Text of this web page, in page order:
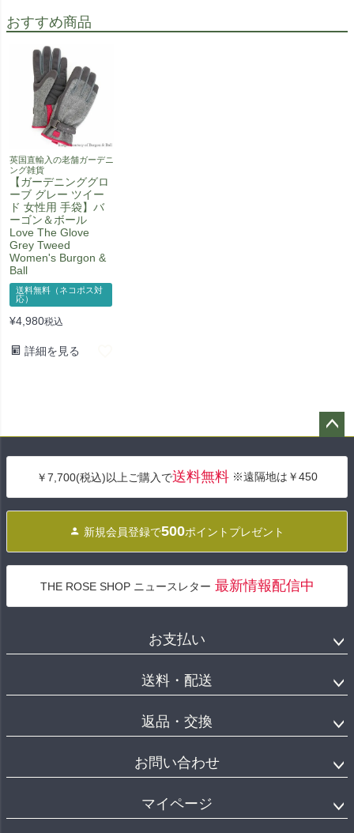
おすすめ商品
英国直輸入の老舗ガーデニ
ング雑貨
【ガーデニンググロ
ーブ グレー ツイー
ド 女性用 手袋】バ
ーゴン＆ボール
Love The Glove
Grey Tweed
Women's Burgon &
Ball
送料無料（ネコポス対
応）
¥4,980税込
詳細を見る
へ
￥7,700(税込)以上ご購入で送料無料 ※遠隔地は￥450
新規会員登録で500ポイントプレゼント
THE ROSE SHOP ニュースレター 最新情報配信中
お支払い
送料・配送
返品・交換
お問い合わせ
マイページ